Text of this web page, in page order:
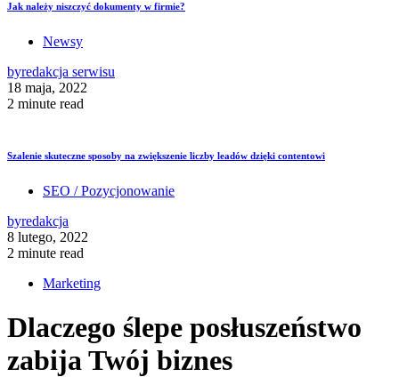
Jak należy niszczyć dokumenty w firmie?
Newsy
byredakcja serwisu
18 maja, 2022
2 minute read
Szalenie skuteczne sposoby na zwiększenie liczby leadów dzięki contentowi
SEO / Pozycjonowanie
byredakcja
8 lutego, 2022
2 minute read
Marketing
Dlaczego ślepe posłuszeństwo
zabija Twój biznes